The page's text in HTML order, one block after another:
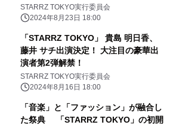
STARRZ TOKYO実行委員会
2024年8月23日 18:00
「STARRZ TOKYO」 貴島 明日香、
藤井 サチ出演決定！ 大注目の豪華出
演者第2弾解禁！
STARRZ TOKYO実行委員会
2024年8月16日 18:00
「音楽」と「ファッション」が融合し
た祭典 「STARRZ TOKYO」の初開